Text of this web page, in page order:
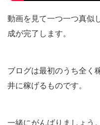
動画を見て一つ一つ真似
成が完了します。
ブログは最初のうち全く
井に稼げるものです。
一緒にがんばりましょう。